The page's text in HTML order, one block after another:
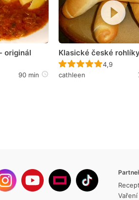
originál
ještě nebyl hodnocen
90 min
Klasické české rohlíky
Recept
4,9
cathleen